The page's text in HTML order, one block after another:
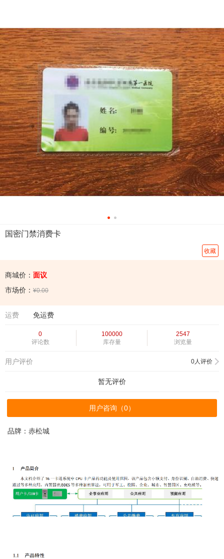
国密门禁消费卡
收藏
商城价： 面议
市场价： ¥0.00
运费 免运费
0
评论数
100000
库存量
2547
浏览量
用户评价 0人评价
暂无评价
用户咨询（0）
品牌：赤松城